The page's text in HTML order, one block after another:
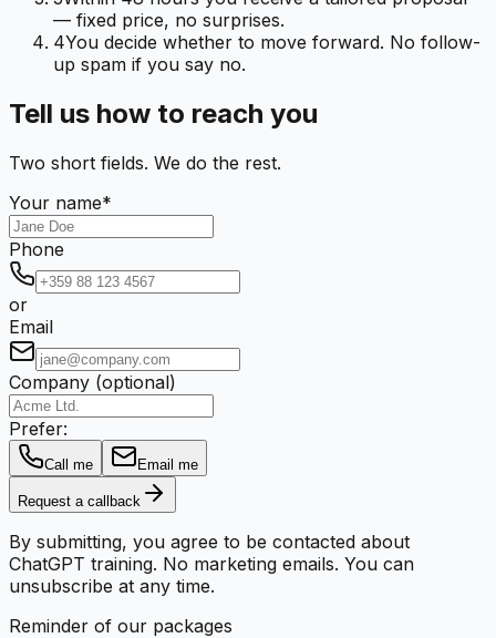
— fixed price, no surprises.
4You decide whether to move forward. No follow-
up spam if you say no.
Tell us how to reach you
Two short fields. We do the rest.
Your name*
Phone
or
Email
Company (optional)
Prefer:
Call me Email me
Request a callback
By submitting, you agree to be contacted about
ChatGPT training. No marketing emails. You can
unsubscribe at any time.
Reminder of our packages